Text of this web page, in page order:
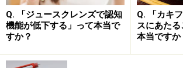
ともあります。
「仕事が忙しすぎて食べるのが面倒な
削っている」という生活が当たり前にな
Q. 「ジュースクレンズで認知
機能が低下する」って本当で
すか？
Q. 「カキ
スにあた
本当ですか